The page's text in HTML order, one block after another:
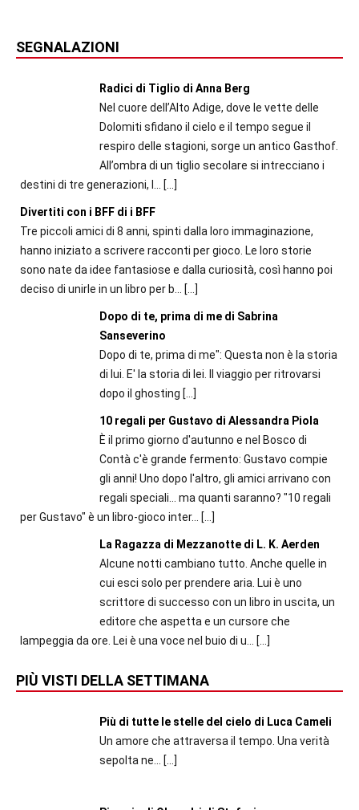
SEGNALAZIONI
Radici di Tiglio di Anna Berg
Nel cuore dell’Alto Adige, dove le vette delle
Dolomiti sfidano il cielo e il tempo segue il
respiro delle stagioni, sorge un antico Gasthof.
All’ombra di un tiglio secolare si intrecciano i
destini di tre generazioni, l...
[…]
Divertiti con i BFF di i BFF
Tre piccoli amici di 8 anni, spinti dalla loro immaginazione,
hanno iniziato a scrivere racconti per gioco. Le loro storie
sono nate da idee fantasiose e dalla curiosità, così hanno poi
deciso di unirle in un libro per b...
[…]
Dopo di te, prima di me di Sabrina
Sanseverino
Dopo di te, prima di me": Questa non è la storia
di lui. E' la storia di lei. Il viaggio per ritrovarsi
dopo il ghosting […]
10 regali per Gustavo di Alessandra Piola
È il primo giorno d'autunno e nel Bosco di
Contà c'è grande fermento: Gustavo compie
gli anni! Uno dopo l'altro, gli amici arrivano con
regali speciali... ma quanti saranno? "10 regali
per Gustavo" è un libro-gioco inter...
[…]
La Ragazza di Mezzanotte di L. K. Aerden
Alcune notti cambiano tutto. Anche quelle in
cui esci solo per prendere aria. Lui è uno
scrittore di successo con un libro in uscita, un
editore che aspetta e un cursore che
lampeggia da ore. Lei è una voce nel buio di u...
[…]
PIÙ VISTI DELLA SETTIMANA
Più di tutte le stelle del cielo di Luca Cameli
Un amore che attraversa il tempo. Una verità
sepolta ne...
[…]